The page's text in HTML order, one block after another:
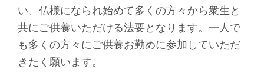
い、仏様になられ始めて多くの方々から衆生と
共にご供養いただける法要となります。一人で
も多くの方々にご供養お勤めに参加していただ
きたく願います。